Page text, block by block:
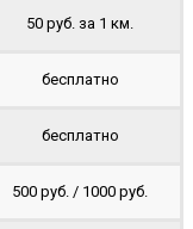
50 руб. за 1 км.
бесплатно
бесплатно
500 руб. / 1000 руб.